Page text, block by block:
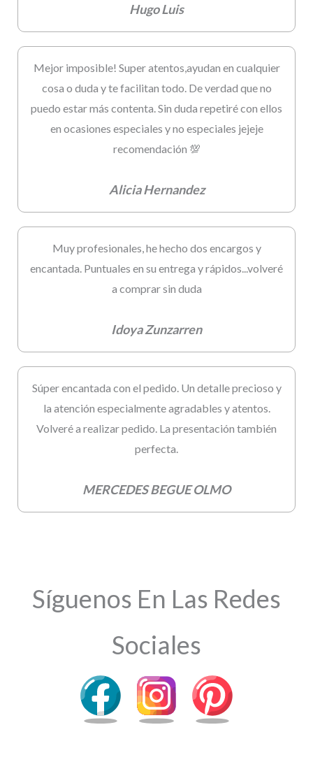
Hugo Luis
Mejor imposible! Super atentos,ayudan en cualquier
cosa o duda y te facilitan todo. De verdad que no
puedo estar más contenta. Sin duda repetiré con ellos
en ocasiones especiales y no especiales jejeje
recomendación 💯
Alicia Hernandez
Muy profesionales, he hecho dos encargos y
encantada. Puntuales en su entrega y rápidos...volveré
a comprar sin duda
Idoya Zunzarren
Súper encantada con el pedido. Un detalle precioso y
la atención especialmente agradables y atentos.
Volveré a realizar pedido. La presentación también
perfecta.
MERCEDES BEGUE OLMO
Síguenos En Las Redes
Sociales